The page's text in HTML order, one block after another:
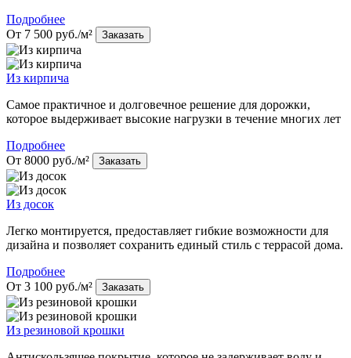
Подробнее
От 7 500 руб./м²
Заказать
Из кирпича
Самое практичное и долговечное решение для дорожки,
которое выдерживает высокие нагрузки в течение многих лет
Подробнее
От 8000 руб./м²
Заказать
Из досок
Легко монтируется, предоставляет гибкие возможности для
дизайна и позволяет сохранить единый стиль с террасой дома.
Подробнее
От 3 100 руб./м²
Заказать
Из резиновой крошки